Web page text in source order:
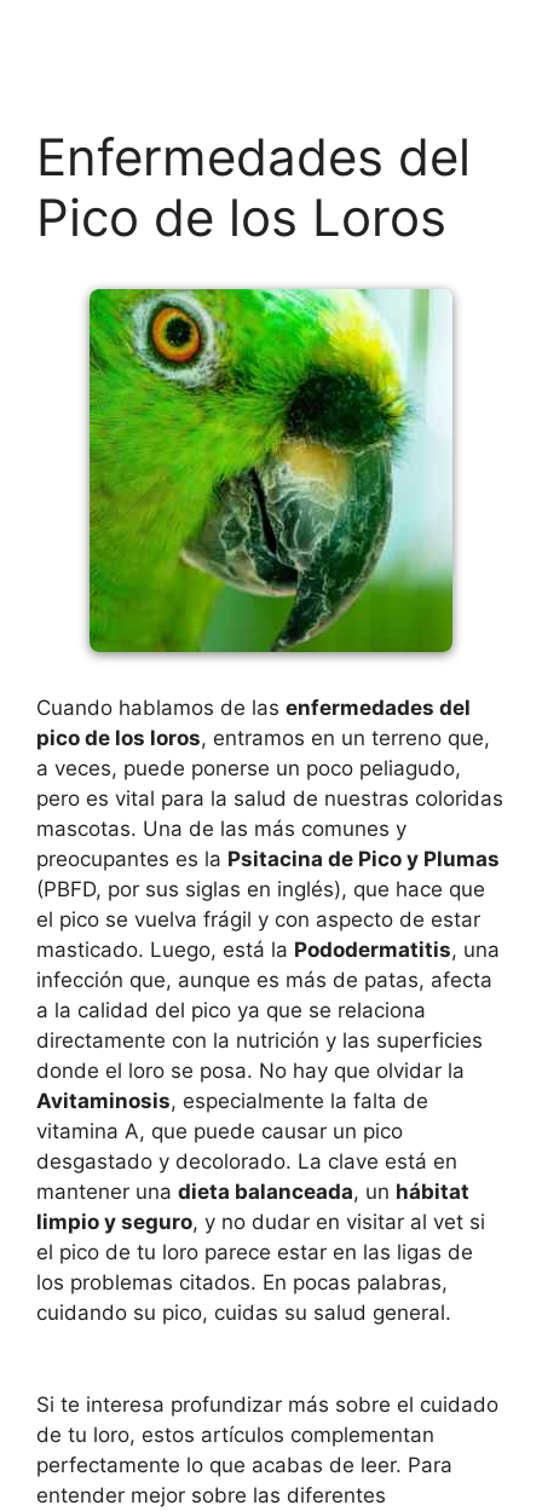
Enfermedades del
Pico de los Loros
Cuando hablamos de las enfermedades del
pico de los loros, entramos en un terreno que,
a veces, puede ponerse un poco peliagudo,
pero es vital para la salud de nuestras coloridas
mascotas. Una de las más comunes y
preocupantes es la Psitacina de Pico y Plumas
(PBFD, por sus siglas en inglés), que hace que
el pico se vuelva frágil y con aspecto de estar
masticado. Luego, está la Pododermatitis, una
infección que, aunque es más de patas, afecta
a la calidad del pico ya que se relaciona
directamente con la nutrición y las superficies
donde el loro se posa. No hay que olvidar la
Avitaminosis, especialmente la falta de
vitamina A, que puede causar un pico
desgastado y decolorado. La clave está en
mantener una dieta balanceada, un hábitat
limpio y seguro, y no dudar en visitar al vet si
el pico de tu loro parece estar en las ligas de
los problemas citados. En pocas palabras,
cuidando su pico, cuidas su salud general.
Si te interesa profundizar más sobre el cuidado
de tu loro, estos artículos complementan
perfectamente lo que acabas de leer. Para
entender mejor sobre las diferentes